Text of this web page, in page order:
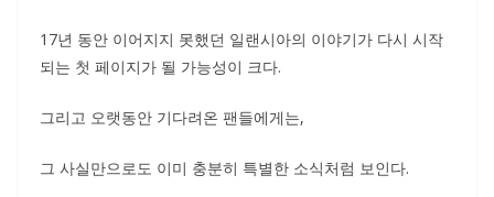
17년 동안 이어지지 못했던 일랜시아의 이야기가 다시 시작
되는 첫 페이지가 될 가능성이 크다.
그리고 오랫동안 기다려온 팬들에게는,
그 사실만으로도 이미 충분히 특별한 소식처럼 보인다.